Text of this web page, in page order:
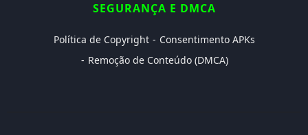
SEGURANÇA E DMCA
Política de Copyright
Consentimento APKs
Remoção de Conteúdo (DMCA)